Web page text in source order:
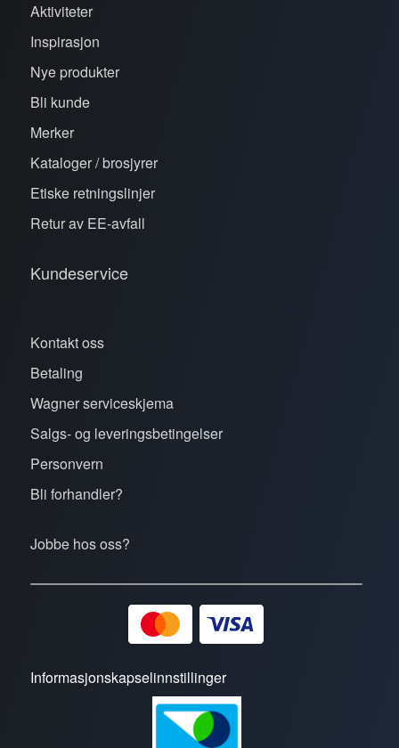
Aktiviteter
Inspirasjon
Nye produkter
Bli kunde
Merker
Kataloger / brosjyrer
Etiske retningslinjer
Retur av EE-avfall
Kundeservice
Kontakt oss
Betaling
Wagner serviceskjema
Salgs- og leveringsbetingelser
Personvern
Bli forhandler?
Jobbe hos oss?
Informasjonskapselinnstillinger